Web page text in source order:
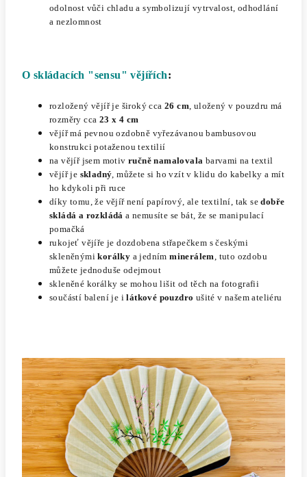
odolnost vůči chladu a symbolizují vytrvalost, odhodlání
a nezlomnost
O skládacích "sensu" vějířích:
rozložený vějíř je široký cca 26 cm, uložený v pouzdru má
rozměry cca 23 x 4 cm
vějíř má pevnou ozdobně vyřezávanou bambusovou
konstrukci potaženou textilií
na vějíř jsem motiv ručně namalovala barvami na textil
vějíř je skladný, můžete si ho vzít v klidu do kabelky a mít
ho kdykoli při ruce
díky tomu, že vějíř není papírový, ale textilní, tak sedobře
skládá a rozkládá a nemusíte se bát, že se manipulací
pomačká
rukojeť vějíře je dozdobena střapečkem s českými
skleněnými korálky a jedním minerálem, tuto ozdobu
můžete jednoduše odejmout
skleněné korálky se mohou lišit od těch na fotografii
součástí balení je ilátkové pouzdro ušité v našem ateliéru